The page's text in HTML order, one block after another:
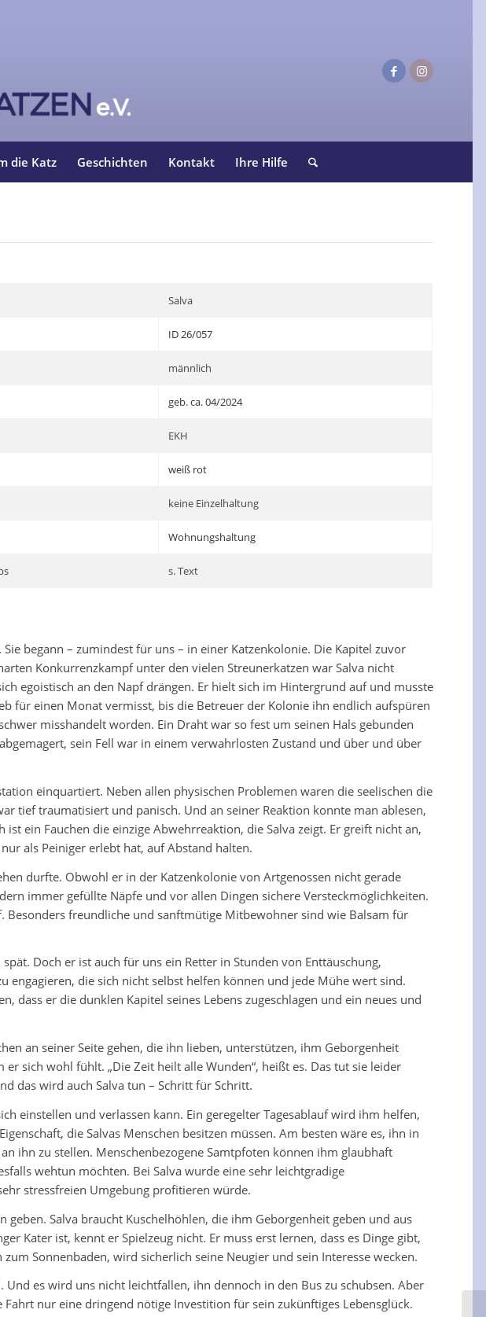
die Katz Geschichten Kontakt Ihre Hilfe
Salva
ID 26/057
männlich
geb. ca. 04/2024
EKH
weiß rot
keine Einzelhaltung
Wohnungshaltung
s. Text
begann – zumindest für uns – in einer Katzenkolonie. Die Kapitel zuvor
Konkurrenzkampf unter den vielen Streunerkatzen war Salva nicht
egoistisch an den Napf drängen. Er hielt sich im Hintergrund auf und musste
für einen Monat vermisst, bis die Betreuer der Kolonie ihn endlich aufspüren
misshandelt worden. Ein Draht war so fest um seinen Hals gebunden
sein Fell war in einem verwahrlosten Zustand und über und über
einquartiert. Neben allen physischen Problemen waren die seelischen die
tief traumatisiert und panisch. Und an seiner Reaktion konnte man ablesen,
ein Fauchen die einzige Abwehrreaktion, die Salva zeigt. Er greift nicht an,
als Peiniger erlebt hat, auf Abstand halten.
durfte. Obwohl er in der Katzenkolonie von Artgenossen nicht gerade
immer gefüllte Näpfe und vor allen Dingen sichere Versteckmöglichkeiten.
Besonders freundliche und sanftmütige Mitbewohner sind wie Balsam für
Doch er ist auch für uns ein Retter in Stunden von Enttäuschung,
engagieren, die sich nicht selbst helfen können und jede Mühe wert sind.
dass er die dunklen Kapitel seines Lebens zugeschlagen und ein neues und
an seiner Seite gehen, die ihn lieben, unterstützen, ihm Geborgenheit
sich wohl fühlt. „Die Zeit heilt alle Wunden“, heißt es. Das tut sie leider
das wird auch Salva tun – Schritt für Schritt.
einstellen und verlassen kann. Ein geregelter Tagesablauf wird ihm helfen,
die Salvas Menschen besitzen müssen. Am besten wäre es, ihn in
ihn zu stellen. Menschenbezogene Samtpfoten können ihm glaubhaft
wehtun möchten. Bei Salva wurde eine sehr leichtgradige
stressfreien Umgebung profitieren würde.
Salva braucht Kuschelhöhlen, die ihm Geborgenheit geben und aus
Kater ist, kennt er Spielzeug nicht. Er muss erst lernen, dass es Dinge gibt,
Sonnenbaden, wird sicherlich seine Neugier und sein Interesse wecken.
es wird uns nicht leichtfallen, ihn dennoch in den Bus zu schubsen. Aber
nur eine dringend nötige Investition für sein zukünftiges Lebensglück.